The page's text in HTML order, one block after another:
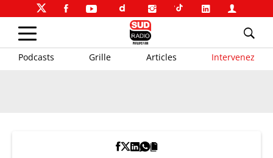
Podcasts Grille Articles Intervenez